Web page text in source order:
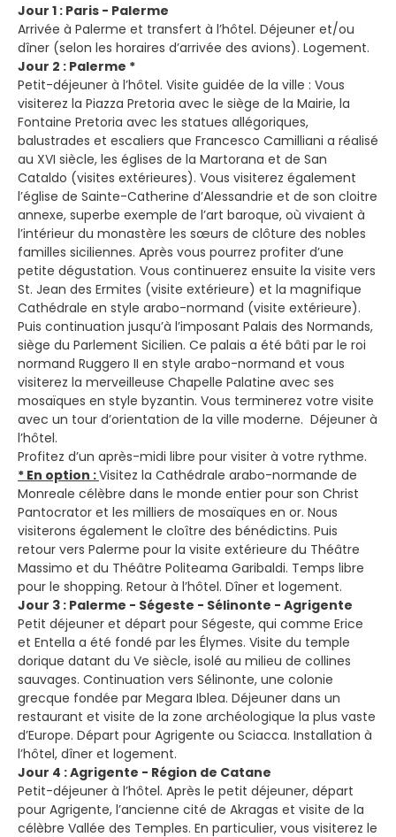
Jour 1 : Paris - Palerme
Arrivée à Palerme et transfert à l’hôtel. Déjeuner et/ou
dîner (selon les horaires d’arrivée des avions). Logement.
Jour 2 : Palerme *
Petit-déjeuner à l’hôtel. Visite guidée de la ville : Vous
visiterez la Piazza Pretoria avec le siège de la Mairie, la
Fontaine Pretoria avec les statues allégoriques,
balustrades et escaliers que Francesco Camilliani a réalisé
au XVI siècle, les églises de la Martorana et de San
Cataldo (visites extérieures). Vous visiterez également
l’église de Sainte-Catherine d’Alessandrie et de son cloitre
annexe, superbe exemple de l’art baroque, où vivaient à
l’intérieur du monastère les sœurs de clôture des nobles
familles siciliennes. Après vous pourrez profiter d’une
petite dégustation. Vous continuerez ensuite la visite vers
St. Jean des Ermites (visite extérieure) et la magnifique
Cathédrale en style arabo-normand (visite extérieure).
Puis continuation jusqu’à l’imposant Palais des Normands,
siège du Parlement Sicilien. Ce palais a été bâti par le roi
normand Ruggero II en style arabo-normand et vous
visiterez la merveilleuse Chapelle Palatine avec ses
mosaïques en style byzantin. Vous terminerez votre visite
avec un tour d’orientation de la ville moderne. Déjeuner à
l’hôtel.
Profitez d’un après-midi libre pour visiter à votre rythme.
* En option :Visitez la Cathédrale arabo-normande de
Monreale célèbre dans le monde entier pour son Christ
Pantocrator et les milliers de mosaïques en or. Nous
visiterons également le cloître des bénédictins. Puis
retour vers Palerme pour la visite extérieure du Théâtre
Massimo et du Théâtre Politeama Garibaldi. Temps libre
pour le shopping. Retour à l’hôtel. Dîner et logement.
Jour 3 : Palerme - Ségeste - Sélinonte - Agrigente
Petit déjeuner et départ pour Ségeste, qui comme Erice
et Entella a été fondé par les Élymes. Visite du temple
dorique datant du Ve siècle, isolé au milieu de collines
sauvages. Continuation vers Sélinonte, une colonie
grecque fondée par Megara Iblea. Déjeuner dans un
restaurant et visite de la zone archéologique la plus vaste
d’Europe. Départ pour Agrigente ou Sciacca. Installation à
l’hôtel, dîner et logement.
Jour 4 : Agrigente - Région de Catane
Petit-déjeuner à l’hôtel. Après le petit déjeuner, départ
pour Agrigente, l’ancienne cité de Akragas et visite de la
célèbre Vallée des Temples. En particulier, vous visiterez le